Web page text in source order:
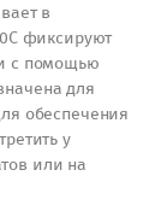
в
фиксируют
с помощью
для
обеспечения
у
или на